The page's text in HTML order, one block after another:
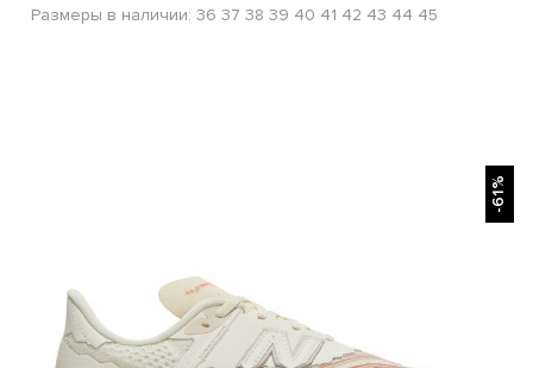
Размеры в наличии: 36 37 38 39 40 41 42 43 44 45
-61%